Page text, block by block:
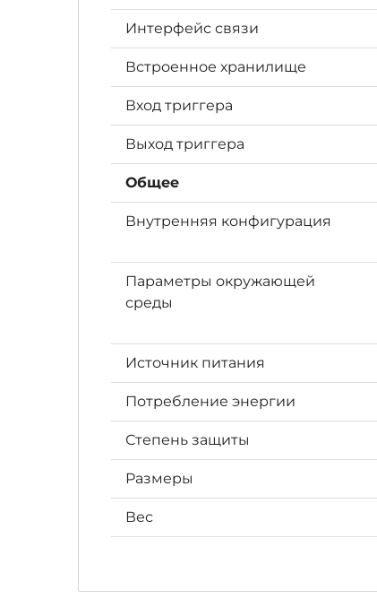
Интерфейс связи
Встроенное хранилище
Вход триггера
Выход триггера
Общее
Внутренняя конфигурация
Параметры окружающей
среды
Источник питания
Потребление энергии
Степень защиты
Размеры
Вес